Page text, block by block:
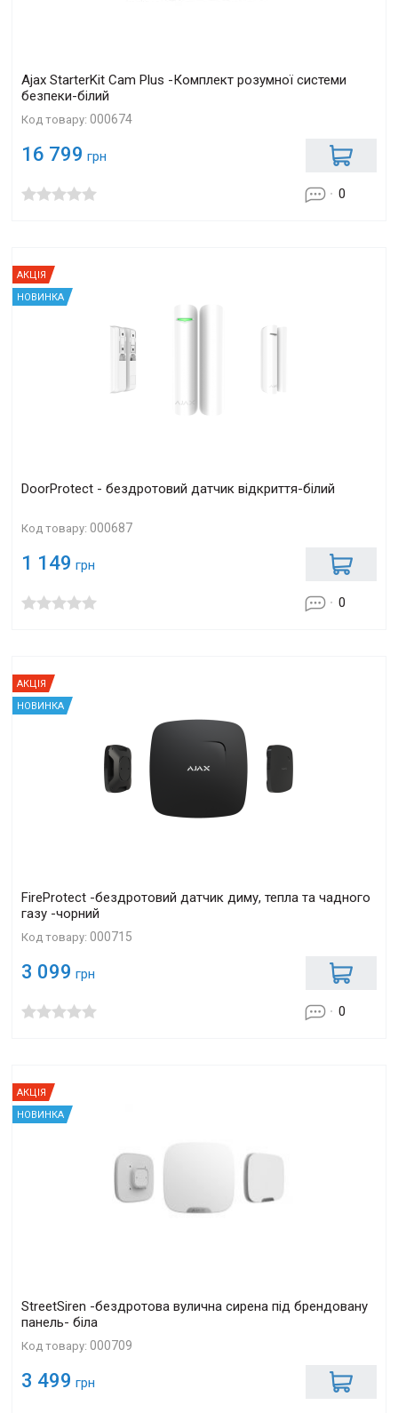
Ajax StarterKit Cam Plus -Комплект розумної системи
безпеки-білий
Код товару:000674
16 799 грн
0
АКЦІЯ
НОВИНКА
DoorProtect - бездротовий датчик відкриття-білий
Код товару:000687
1 149 грн
0
АКЦІЯ
НОВИНКА
FireProtect -бездротовий датчик диму, тепла та чадного
газу -чорний
Код товару:000715
3 099 грн
0
АКЦІЯ
НОВИНКА
StreetSiren -бездротова вулична сирена під брендовану
панель- біла
Код товару:000709
3 499 грн